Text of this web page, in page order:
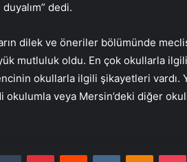
dedi.
dilek ve öneriler bölümünde
mutluluk oldu. En çok okullarla
okullarla ilgili şikayetleri vardı.
okulumla veya Mersin’deki diğer
TumblrPinterestRedditVKontakte